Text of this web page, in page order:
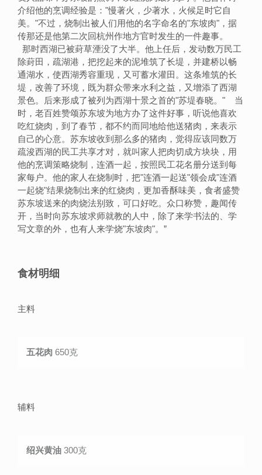
介绍他的烹调经验是："慢著火，少著水，火候足时它自
美。"不过，烧制出被人们用他的名字命名的"东坡肉"，据
传那还是他第二次回杭州作地方官时发生的一件趣事。
那时西湖已被葑草湮没了大半。他上任后，发动数万民工
除葑田，疏湖港，把挖起来的泥堆筑了长堤，并建桥以畅
通湖水，使西湖秀容重现，又可蓄水灌田。这条堆筑的长
堤，改善了环境，既为群众带来水利之益，又增添了西湖
景色。后来形成了被列为西湖十景之首的"苏堤春晓。" 当
时，老百姓赞颂苏东坡为地方办了这件好事，听说他喜欢
吃红烧肉，到了春节，都不约而同地给他送猪肉，来表示
自己的心意。苏东坡收到那么多的猪肉，觉得应该同数万
疏浚西湖的民工共享才对，就叫家人把肉切成方块块，用
他的烹调策略烧制，连酒一起，按照民工花名册分送到每
家每户。他的家人在烧制时，把"连酒一起送"领会成"连酒
一起烧"结果烧制出来的红烧肉，更加香酥味美，食者盛赞
苏东坡送来的肉烧法别致，可口好吃。众口称赞，趣闻传
开，当时向苏东坡求师就教的人中，除了来学书法的、学
写文章的外，也有人来学烧"东坡肉"。 ”
食材明细
主料
五花肉 650克
辅料
绍兴黄油 300克